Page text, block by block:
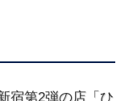
宿第2弾の店「ひ